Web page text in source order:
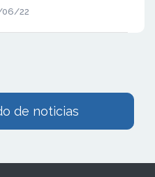
22
de noticias